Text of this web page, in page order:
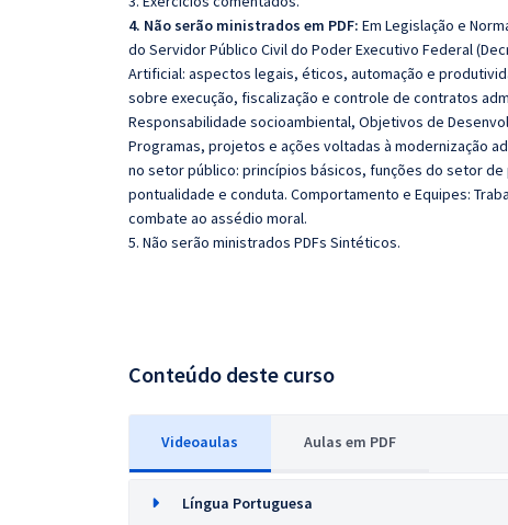
4. Não serão ministrados em PDF: Em Legislação e
do Servidor Público Civil do Poder Executivo Federal
Artificial: aspectos legais, éticos, automação e
sobre execução, fiscalização e controle de contratos
Responsabilidade socioambiental, Objetivos de
Programas, projetos e ações voltadas à modernização
no setor público: princípios básicos, funções do setor
pontualidade e conduta. Comportamento e Equipes:
combate ao assédio moral.
5. Não serão ministrados PDFs Sintéticos.
Conteúdo deste curso
Videoaulas Aulas em PDF
Língua Portuguesa